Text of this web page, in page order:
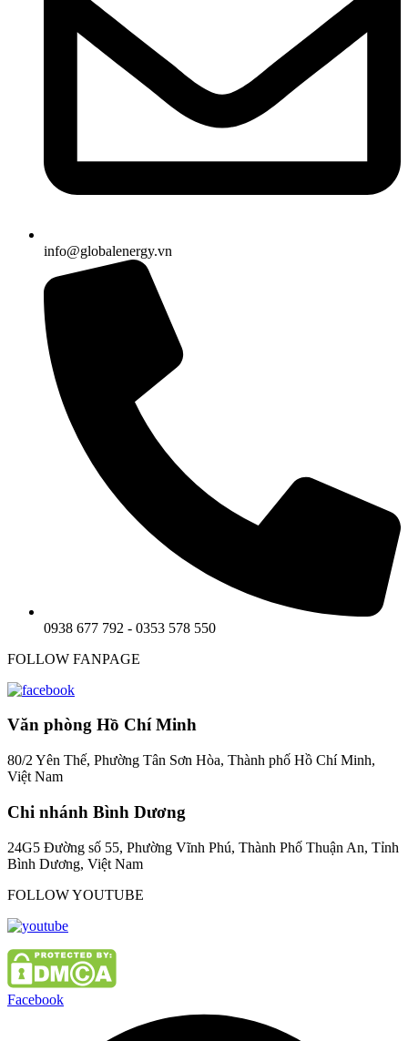
info@globalenergy.vn
0938 677 792 - 0353 578 550
FOLLOW FANPAGE
Văn phòng Hồ Chí Minh
80/2 Yên Thế, Phường Tân Sơn Hòa, Thành phố Hồ Chí Minh,
Việt Nam
Chi nhánh Bình Dương
24G5 Đường số 55, Phường Vĩnh Phú, Thành Phố Thuận An, Tỉnh
Bình Dương, Việt Nam
FOLLOW YOUTUBE
Facebook